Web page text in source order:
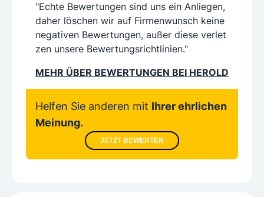
"Echte Bewertungen sind uns ein Anliegen,
daher löschen wir auf Firmenwunsch keine
negativen Bewertungen, außer diese verlet
zen unsere Bewertungsrichtlinien."
MEHR ÜBER BEWERTUNGEN BEI HEROLD
Helfen Sie anderen mit Ihrer ehrlichen
Meinung.
JETZT BEWERTEN